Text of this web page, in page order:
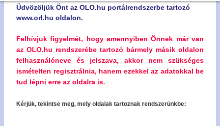
Üdvözöljük Önt az OLO.hu portálrendszerbe tartozó
www.orl.hu oldalon.
Felhívjuk figyelmét, hogy amennyiben Önnek már van
az OLO.hu rendszerébe tartozó bármely másik oldalon
felhasználóneve és jelszava, akkor nem szükséges
ismételten regisztrálnia, hanem ezekkel az adatokkal be
tud lépni erre az oldalra is.
Kérjük, tekintse meg, mely oldalak tartoznak rendszerünkbe: